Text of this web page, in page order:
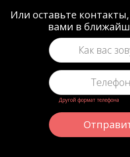
Или оставьте
вами в
Другой формат телефона